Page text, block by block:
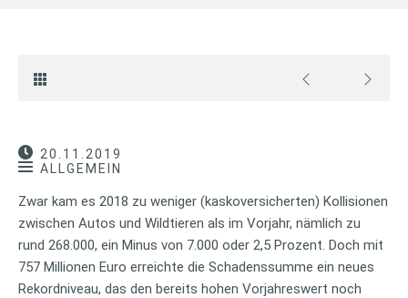
20.11.2019
ALLGEMEIN
Zwar kam es 2018 zu weniger (kaskoversicherten) Kollisionen
zwischen Autos und Wildtieren als im Vorjahr, nämlich zu
rund 268.000, ein Minus von 7.000 oder 2,5 Prozent. Doch mit
757 Millionen Euro erreichte die Schadenssumme ein neues
Rekordniveau, das den bereits hohen Vorjahreswert noch